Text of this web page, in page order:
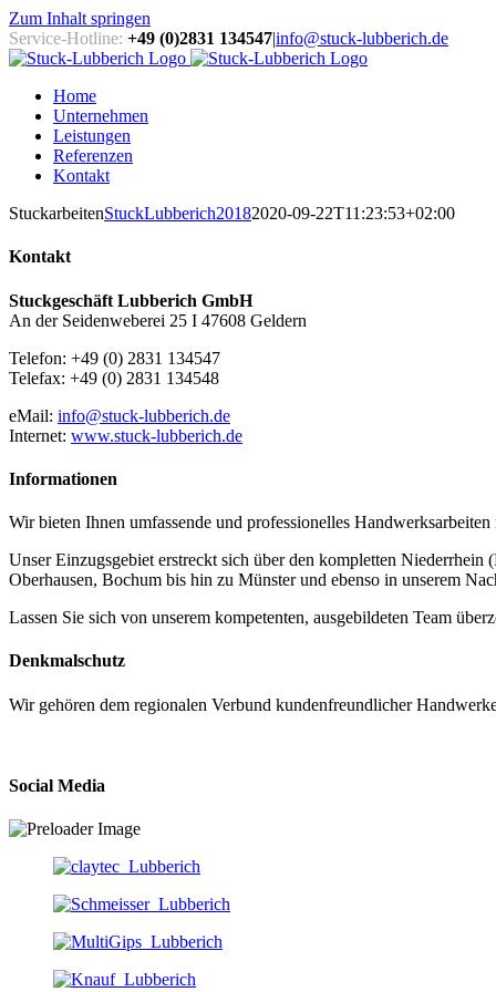
Zum Inhalt springen
Service-Hotline: +49 (0)2831 134547|info@stuck-lubberich.de
Home
Unternehmen
Leistungen
Referenzen
Kontakt
StuckarbeitenStuckLubberich20182020-09-22T11:23:53+02:00
Kontakt
Stuckgeschäft Lubberich GmbH
An der Seidenweberei 25 I 47608 Geldern
Telefon: +49 (0) 2831 134547
Telefax: +49 (0) 2831 134548
eMail: info@stuck-lubberich.de
Internet: www.stuck-lubberich.de
Informationen
Wir bieten Ihnen umfassende und professionelles
Unser Einzugsgebiet erstreckt sich über den kompletten
Oberhausen, Bochum bis hin zu Münster und ebenso in unserem
Lassen Sie sich von unserem kompetenten, ausgebildeten Team
Denkmalschutz
Wir gehören dem regionalen Verbund kundenfreundlicher
Social Media